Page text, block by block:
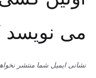
شما منتشر نخواهد شد.